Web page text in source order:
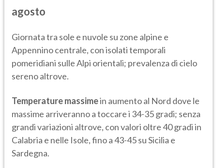
agosto
Giornata tra sole e nuvole su zone alpine e
Appennino centrale, con isolati temporali
pomeridiani sulle Alpi orientali; prevalenza di cielo
sereno altrove.
Temperature massimein aumento al Nord dove le
massime arriveranno a toccare i 34-35 gradi; senza
grandi variazioni altrove, con valori oltre 40 gradi in
Calabria e nelle Isole, fino a 43-45 su Sicilia e
Sardegna.